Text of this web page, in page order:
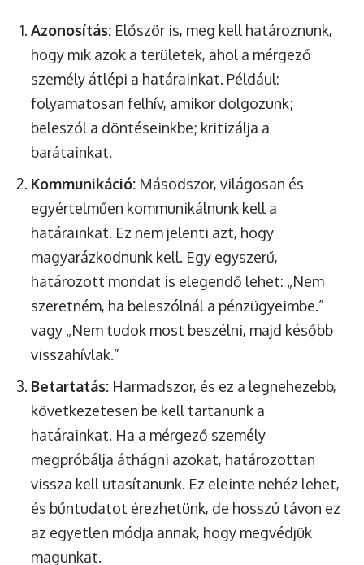
Azonosítás: Először is, meg kell határoznunk,
hogy mik azok a területek, ahol a mérgező
személy átlépi a határainkat. Például:
folyamatosan felhív, amikor dolgozunk;
beleszól a döntéseinkbe; kritizálja a
barátainkat.
Kommunikáció: Másodszor, világosan és
egyértelműen kommunikálnunk kell a
határainkat. Ez nem jelenti azt, hogy
magyarázkodnunk kell. Egy egyszerű,
határozott mondat is elegendő lehet: „Nem
szeretném, ha beleszólnál a pénzügyeimbe.”
vagy „Nem tudok most beszélni, majd később
visszahívlak.”
Betartatás: Harmadszor, és ez a legnehezebb,
következetesen be kell tartanunk a
határainkat. Ha a mérgező személy
megpróbálja áthágni azokat, határozottan
vissza kell utasítanunk. Ez eleinte nehéz lehet,
és bűntudatot érezhetünk, de hosszú távon ez
az egyetlen módja annak, hogy megvédjük
magunkat.